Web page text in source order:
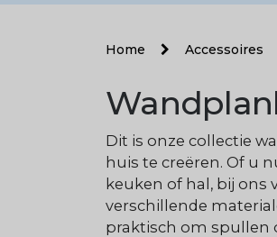
Home Accessoires
Dit is onze collectie
huis te creëren. Of u
keuken of hal, bij
verschillende
praktisch om spullen